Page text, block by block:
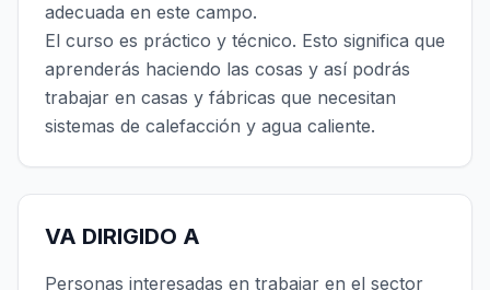
adecuada en este campo.
El curso es práctico y técnico. Esto significa que
aprenderás haciendo las cosas y así podrás
trabajar en casas y fábricas que necesitan
sistemas de calefacción y agua caliente.
VA DIRIGIDO A
Personas interesadas en trabajar en el sector